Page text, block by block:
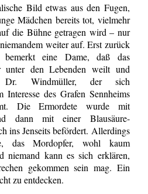
Bild etwas aus den Fugen,
Mädchen bereits tot, vielmehr
die Bühne getragen wird – nur
weiter auf. Erst zurück
eine Dame, daß das
unter den Lebenden weilt und
Dr. Windmüller, der sich
Interesse des Grafen Sennheims
Die Ermordete wurde mit
dann mit einer Blausäure-
ins Jenseits befördert. Allerdings
das Mordopfer, wohl kaum
niemand kann es sich erklären,
gekommen sein mag. Ein
zu entdecken.